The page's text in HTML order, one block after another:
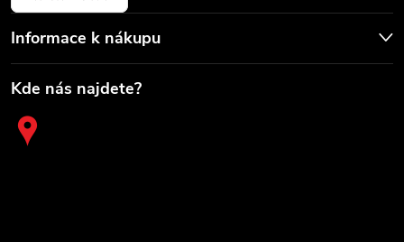
Informace k nákupu
Kde nás najdete?